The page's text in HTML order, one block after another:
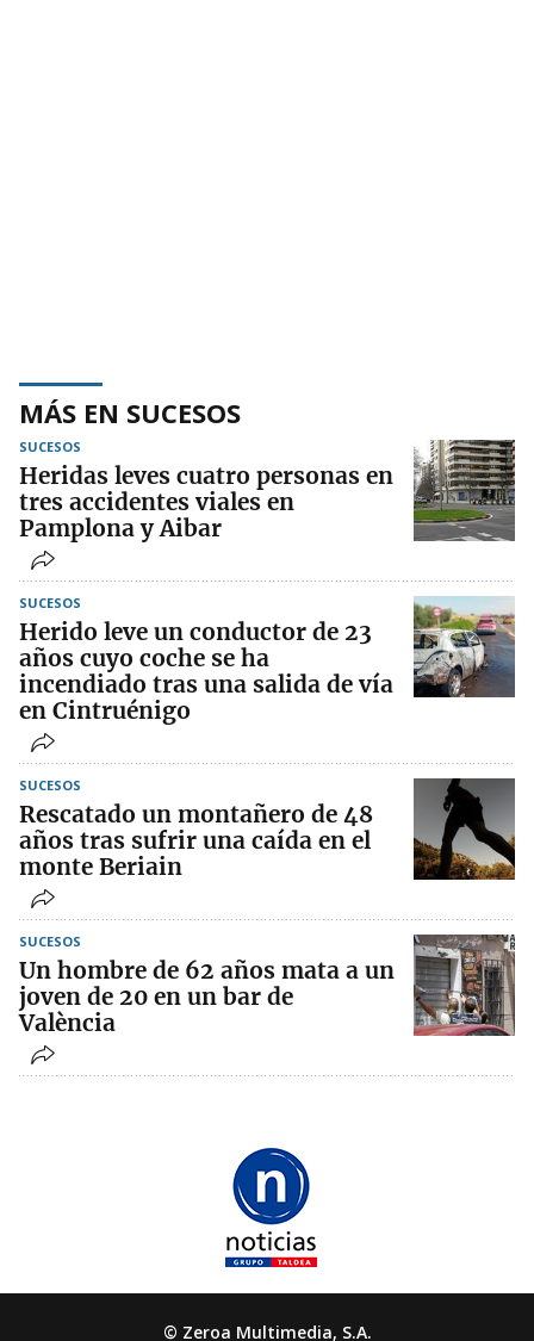
MÁS EN SUCESOS
SUCESOS
Heridas leves cuatro personas en
tres accidentes viales en
Pamplona y Aibar
SUCESOS
Herido leve un conductor de 23
años cuyo coche se ha
incendiado tras una salida de vía
en Cintruénigo
SUCESOS
Rescatado un montañero de 48
años tras sufrir una caída en el
monte Beriain
SUCESOS
Un hombre de 62 años mata a un
joven de 20 en un bar de
València
© Zeroa Multimedia, S.A.